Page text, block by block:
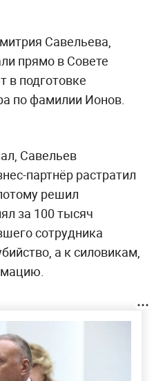
Савельева,
прямо в Совете
в подготовке
по фамилии Ионов.
Савельев
партнёр растратил
решил
за 100 тысяч
сотрудника
а к силовикам,